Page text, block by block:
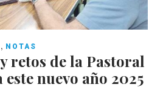
, NOTAS
retos de la Pastoral
nuevo año 2025